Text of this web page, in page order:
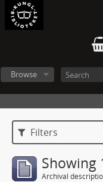
Browse
Filters
Showing
Archival